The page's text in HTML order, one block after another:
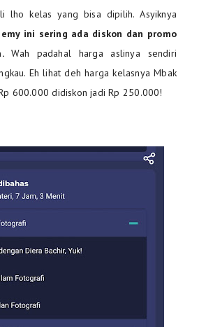
lho kelas yang bisa dipilih. Asyiknya
ini sering ada diskon dan promo
Wah padahal harga aslinya sendiri
Eh lihat deh harga kelasnya Mbak
600.000 didiskon jadi Rp 250.000!